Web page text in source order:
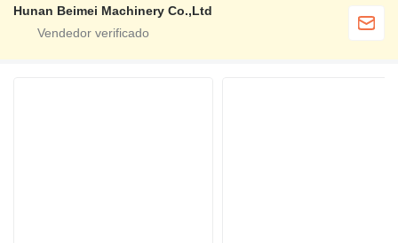
Hunan Beimei Machinery Co.,Ltd